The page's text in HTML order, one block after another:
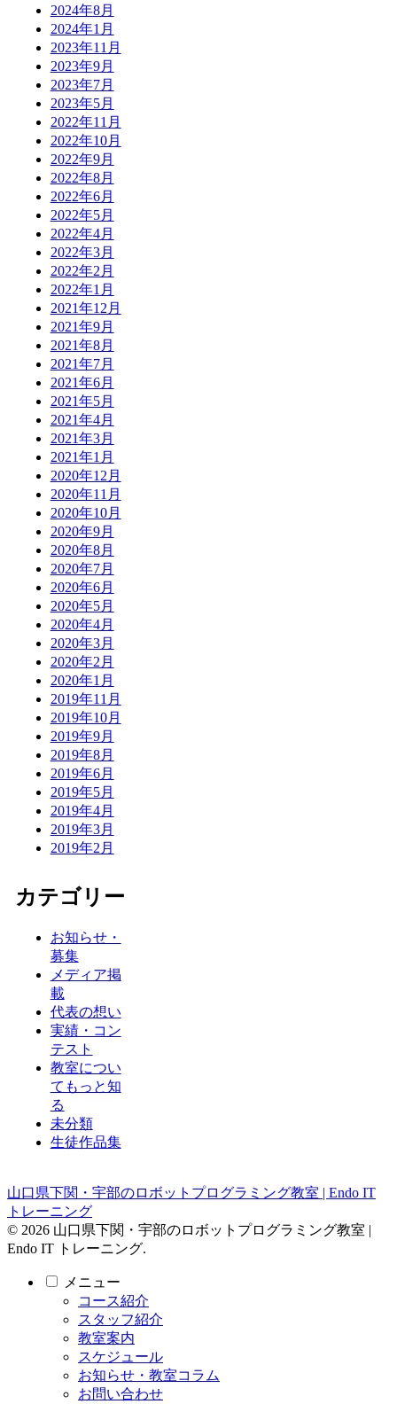
2024年8月
2024年1月
2023年11月
2023年9月
2023年7月
2023年5月
2022年11月
2022年10月
2022年9月
2022年8月
2022年6月
2022年5月
2022年4月
2022年3月
2022年2月
2022年1月
2021年12月
2021年9月
2021年8月
2021年7月
2021年6月
2021年5月
2021年4月
2021年3月
2021年1月
2020年12月
2020年11月
2020年10月
2020年9月
2020年8月
2020年7月
2020年6月
2020年5月
2020年4月
2020年3月
2020年2月
2020年1月
2019年11月
2019年10月
2019年9月
2019年8月
2019年6月
2019年5月
2019年4月
2019年3月
2019年2月
カテゴリー
お知らせ・
募集
メディア掲
載
代表の想い
実績・コン
テスト
教室につい
てもっと知
る
未分類
生徒作品集
山口県下関・宇部のロボットプログラミング教室 | Endo IT
トレーニング
© 2026 山口県下関・宇部のロボットプログラミング教室 |
Endo IT トレーニング.
メニュー
コース紹介
スタッフ紹介
教室案内
スケジュール
お知らせ・教室コラム
お問い合わせ